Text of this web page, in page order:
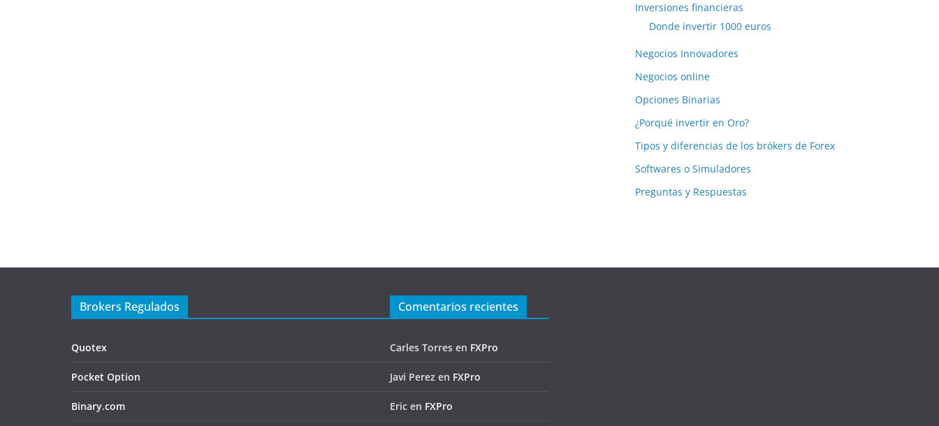
Inversiones financieras
Donde invertir 1000 euros
Negocios Innovadores
Negocios online
Opciones Binarias
¿Porqué invertir en Oro?
Tipos y diferencias de los brókers de Forex
Softwares o Simuladores
Preguntas y Respuestas
Brokers Regulados
Quotex
Pocket Option
Binary.com
Comentarios recientes
Carles Torres en FXPro
Javi Perez en FXPro
Eric en FXPro